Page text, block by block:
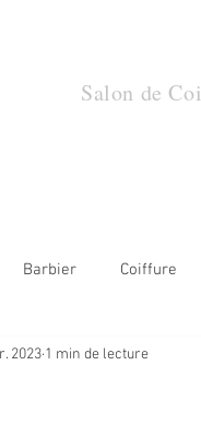
Salon de
Barbier Coiffure
Parfums
2023 1 min de lecture
5.